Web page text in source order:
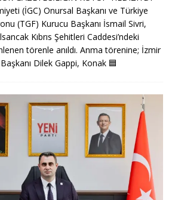
(İGC) Onursal Başkanı ve Türkiye
(TGF) Kurucu Başkanı İsmail Sivri,
Kıbrıs Şehitleri Caddesi’ndeki
törenle anıldı. Anma törenine; İzmir
Dilek Gappi, Konak 🟦